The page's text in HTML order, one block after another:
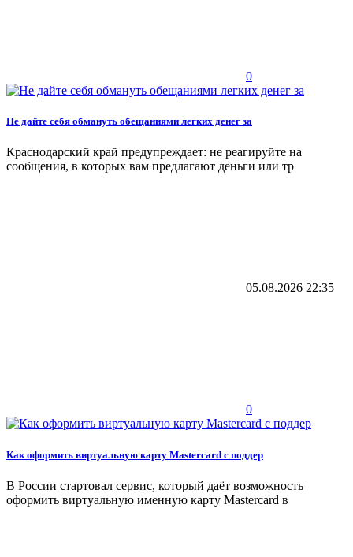
0
Не дайте себя обмануть обещаниями легких денег за
Краснодарский край предупреждает: не реагируйте на
сообщения, в которых вам предлагают деньги или тр
05.08.2026 22:35
0
Как оформить виртуальную карту Mastercard с поддер
В России стартовал сервис, который даёт возможность
оформить виртуальную именную карту Mastercard в